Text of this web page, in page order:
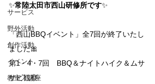
サービス
野外活動
創作活動
イベント
教室／講座
✨常陸太田市西山研修所です✨
「西山BBQイベント」全7回が終了いたし
ました🎀
第1・4・7回　BBQ＆ナイトハイク＆ムサ
サビ観察